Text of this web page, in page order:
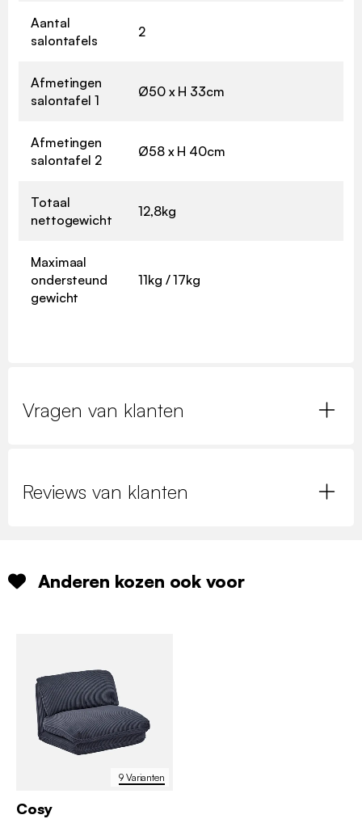
Aantal
salontafels
2
Afmetingen
salontafel 1
Ø50 x H 33cm
Afmetingen
salontafel 2
Ø58 x H 40cm
Totaal
nettogewicht
12,8kg
Maximaal
ondersteund
gewicht
11kg / 17kg
Vragen van klanten
Reviews van klanten
Anderen kozen ook voor
9 Varianten
Cosy